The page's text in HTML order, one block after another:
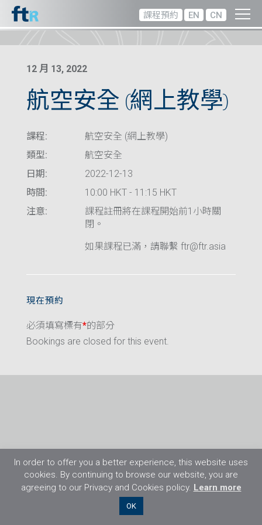
課程預約 EN CN
12 月 13, 2022
航空安全 (網上教學)
課程:
航空安全 (網上教學)
類型:
航空安全
日期:
2022-12-13
時間:
10:00 HKT - 11:15 HKT
注意:
課程註冊將在課程開始前1小時關
閉。
如果課程已滿，請聯繫 ftr@ftr.asia
現在預約
必須填寫標有*的部分
Bookings are closed for this event.
©2026 Flight Training Resources Limited. 保
In order to offer you a better experience, this website uses
cookies. By continuing to browse our website, you are
agreeing to our Privacy and Cookies policy. Learn more
OK